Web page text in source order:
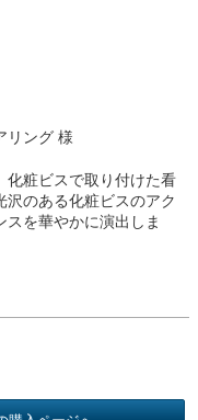
リング 様
化粧ビスで取り付けた看
のある化粧ビスのアク
を華やかに演出しま